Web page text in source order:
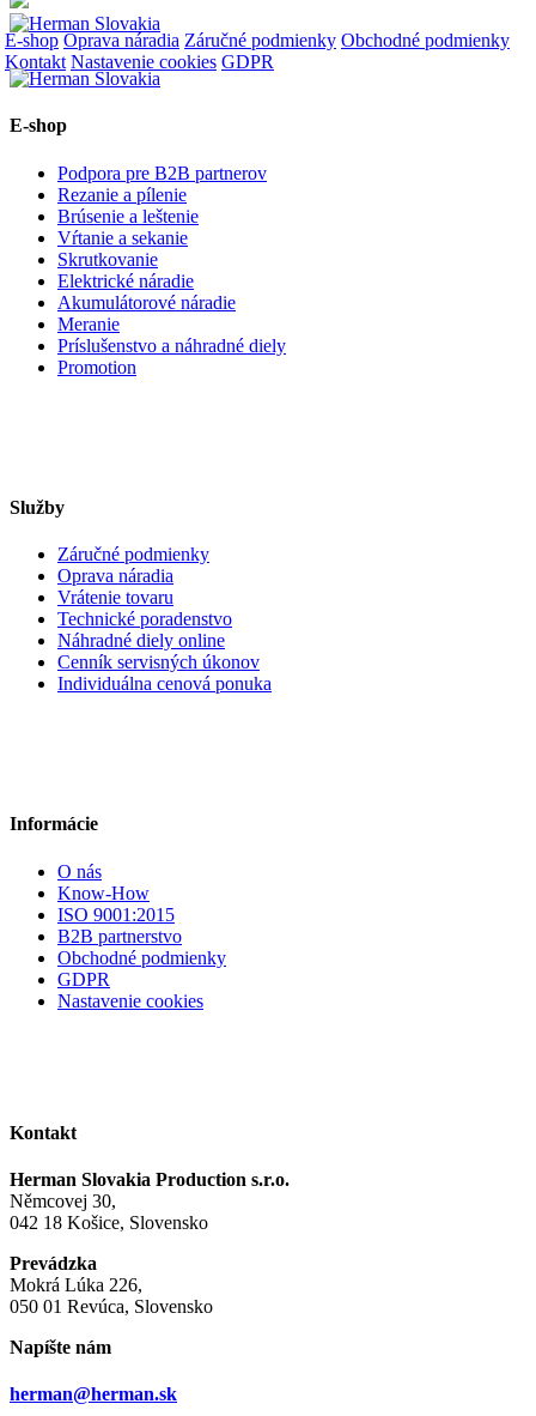
E-shop Oprava náradia Záručné podmienky Obchodné podmienky
Kontakt Nastavenie cookies GDPR
E-shop
Podpora pre B2B partnerov
Rezanie a pílenie
Brúsenie a leštenie
Vŕtanie a sekanie
Skrutkovanie
Elektrické náradie
Akumulátorové náradie
Meranie
Príslušenstvo a náhradné diely
Promotion
Služby
Záručné podmienky
Oprava náradia
Vrátenie tovaru
Technické poradenstvo
Náhradné diely online
Cenník servisných úkonov
Individuálna cenová ponuka
Informácie
O nás
Know-How
ISO 9001:2015
B2B partnerstvo
Obchodné podmienky
GDPR
Nastavenie cookies
Kontakt
Herman Slovakia Production s.r.o.
Němcovej 30,
042 18 Košice, Slovensko
Prevádzka
Mokrá Lúka 226,
050 01 Revúca, Slovensko
Napíšte nám
herman@herman.sk